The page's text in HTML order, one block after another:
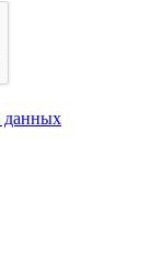
данных